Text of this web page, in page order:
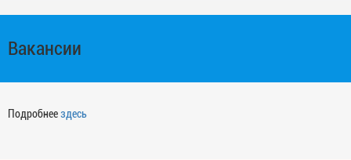
Вакансии
Подробнеездесь